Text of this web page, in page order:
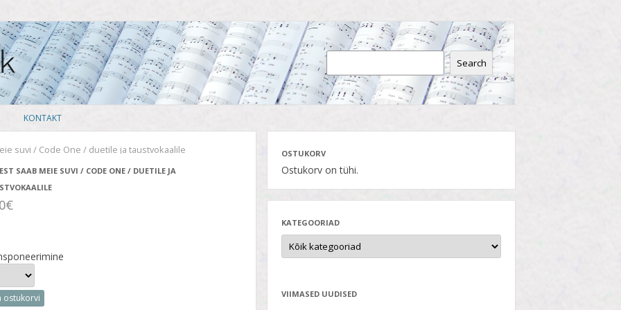
Search
content
KONTAKT
suvi / Code One / duetile ja taustvokaalile
SAAB MEIE SUVI / CODE ONE / DUETILE JA
ostukorvi
OSTUKORV
Ostukorv on tühi.
KATEGOORIAD
VIIMASED UUDISED